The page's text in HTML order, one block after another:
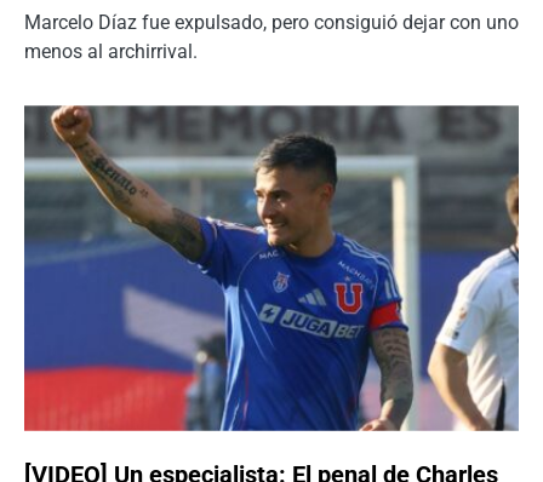
Marcelo Díaz fue expulsado, pero consiguió dejar con uno
menos al archirrival.
[VIDEO] Un especialista: El penal de Charles